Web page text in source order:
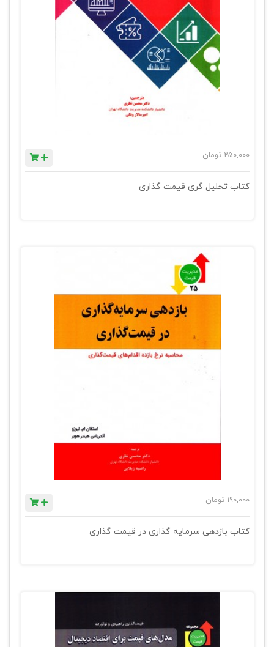
250,000 تومان
کتاب تحلیل گری قیمت گذاری
190,000 تومان
کتاب بازدهی سرمایه گذاری در قیمت گذاری